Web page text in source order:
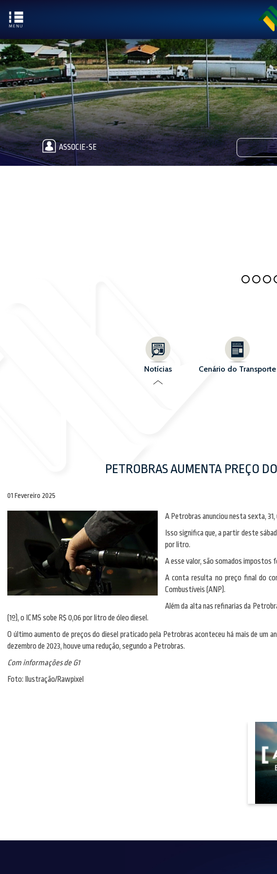
ASSOCIE-SE
Notícias Cenário do Transporte
PETROBRAS AUMENTA PREÇO
01 Fevereiro 2025
A Petrobras anunciou nesta sexta,
Isso significa que, a partir deste
por litro.
A esse valor, são somados impostos
A conta resulta no preço final do
Combustíveis (ANP).
Além da alta nas refinarias da
(1º), o ICMS sobe R$ 0,06 por litro de óleo diesel.
O último aumento de preços do diesel praticado pela Petrobras aconteceu há mais de
dezembro de 2023, houve uma redução, segundo a Petrobras.
Com informações de G1
Foto: Ilustração/Rawpixel